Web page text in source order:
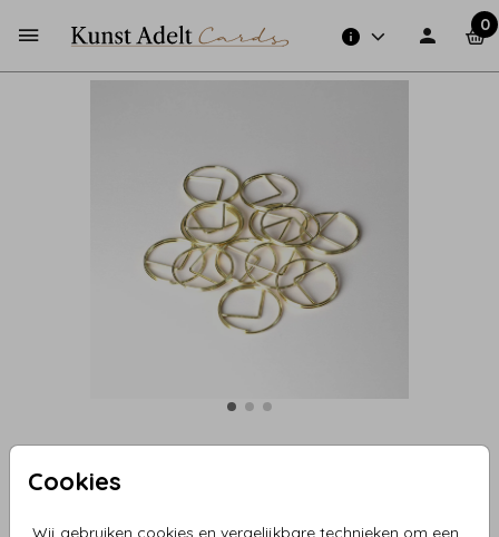
0
Cookies
Wij gebruiken cookies en vergelijkbare technieken om een
Ronde, gouden paperclips (25)